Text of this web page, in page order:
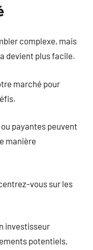
complexe, mais
devient plus facile.
marché pour
payantes peuvent
manière
vous sur les
investisseur
potentiels,